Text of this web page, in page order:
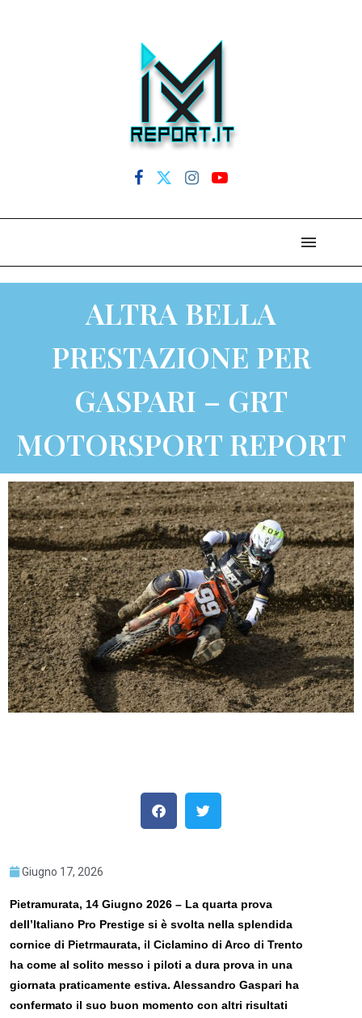
ALTRA BELLA
PRESTAZIONE PER
GASPARI – GRT
MOTORSPORT REPORT
Giugno 17, 2026
Pietramurata, 14 Giugno 2026 – La quarta prova
dell’Italiano Pro Prestige si è svolta nella splendida
cornice di Pietrmaurata, il Ciclamino di Arco di Trento
ha come al solito messo i piloti a dura prova in una
giornata praticamente estiva. Alessandro Gaspari ha
confermato il suo buon momento con altri risultati